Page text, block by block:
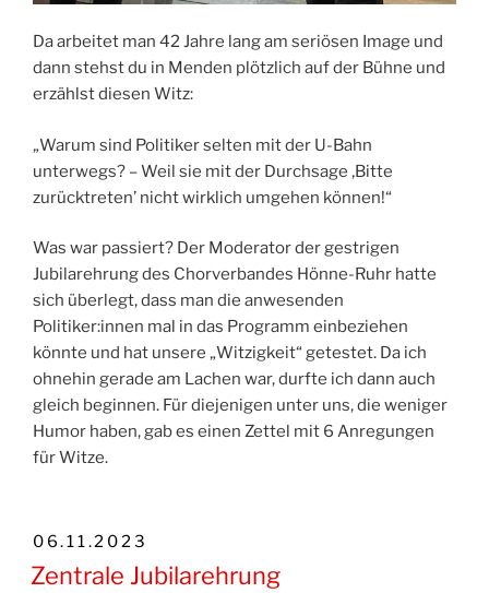
Da arbeitet man 42 Jahre lang am seriösen Image und
dann stehst du in Menden plötzlich auf der Bühne und
erzählst diesen Witz:
„Warum sind Politiker selten mit der U-Bahn
unterwegs? – Weil sie mit der Durchsage ‚Bitte
zurücktreten’ nicht wirklich umgehen können!“
Was war passiert? Der Moderator der gestrigen
Jubilarehrung des Chorverbandes Hönne-Ruhr hatte
sich überlegt, dass man die anwesenden
Politiker:innen mal in das Programm einbeziehen
könnte und hat unsere „Witzigkeit“ getestet. Da ich
ohnehin gerade am Lachen war, durfte ich dann auch
gleich beginnen. Für diejenigen unter uns, die weniger
Humor haben, gab es einen Zettel mit 6 Anregungen
für Witze.
VERÖFFENTLICHT
AM
06.11.2023
Zentrale Jubilarehrung